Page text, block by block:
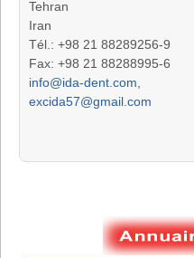
Tehran
Iran
Tél.: +98 21 88289256-9
Fax: +98 21 88288995-6
info@ida-dent.com,
excida57@gmail.com